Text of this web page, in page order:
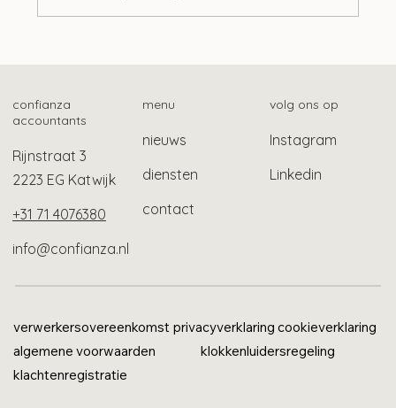
confianza
accountants
Rijnstraat 3
2223 EG Katwijk
+31 71 4076380
info@confianza.nl
menu
nieuws
diensten
contact
volg ons op
Instagram
Linkedin
verwerkersovereenkomst privacyverklaring cookieverklaring
algemene voorwaarden
klokkenluidersregeling
klachtenregistratie